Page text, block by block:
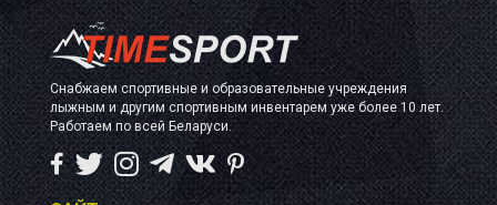
Снабжаем спортивные и образовательные учреждения
лыжным и другим спортивным инвентарем уже более 10 лет.
Работаем по всей Беларуси.